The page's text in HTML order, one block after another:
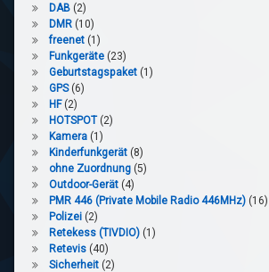
DAB (2)
DMR (10)
freenet (1)
Funkgeräte (23)
Geburtstagspaket (1)
GPS (6)
HF (2)
HOTSPOT (2)
Kamera (1)
Kinderfunkgerät (8)
ohne Zuordnung (5)
Outdoor-Gerät (4)
PMR 446 (Private Mobile Radio 446MHz) (16)
Polizei (2)
Retekess (TIVDIO) (1)
Retevis (40)
Sicherheit (2)